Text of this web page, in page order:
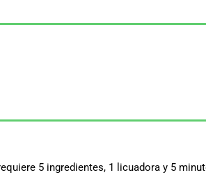
5 ingredientes, 1 licuadora y 5